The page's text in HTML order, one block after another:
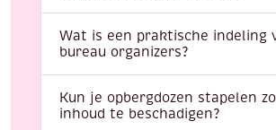
Wat is een praktische indeling
bureau organizers?
Kun je opbergdozen stapelen
inhoud te beschadigen?